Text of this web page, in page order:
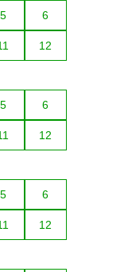
5 6
12
5 6
12
5 6
12